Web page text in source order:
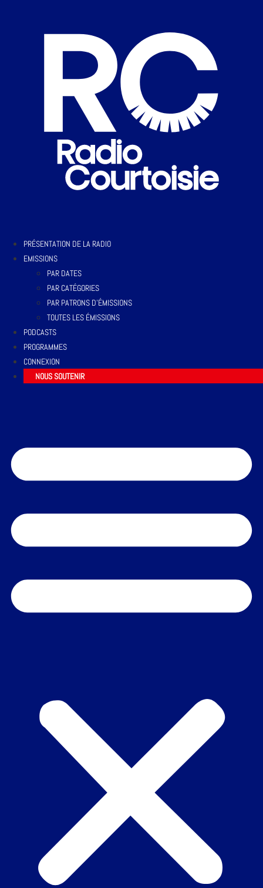
PRÉSENTATION DE LA RADIO
EMISSIONS
PAR DATES
PAR CATÉGORIES
PAR PATRONS D’ÉMISSIONS
TOUTES LES ÉMISSIONS
PODCASTS
PROGRAMMES
CONNEXION
NOUS SOUTENIR